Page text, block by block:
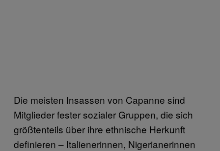
Die meisten Insassen von Capanne sind
Mitglieder fester sozialer Gruppen, die sich
größtenteils über ihre ethnische Herkunft
definieren – Italienerinnen, Nigerianerinnen